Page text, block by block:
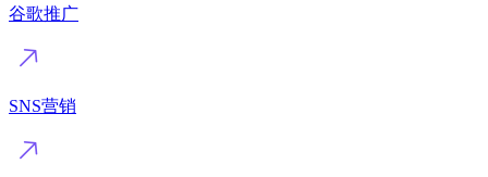
谷歌推广
SNS营销